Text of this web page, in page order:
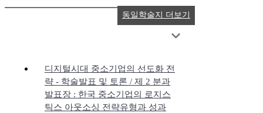
디지털시대 중소기업의 선도화 전
략 - 학술발표 및 토론 / 제 2 분과
발표장 : 한국 중소기업의 로지스
틱스 아웃소싱 전략유형과 성과
동일학술지 더보기